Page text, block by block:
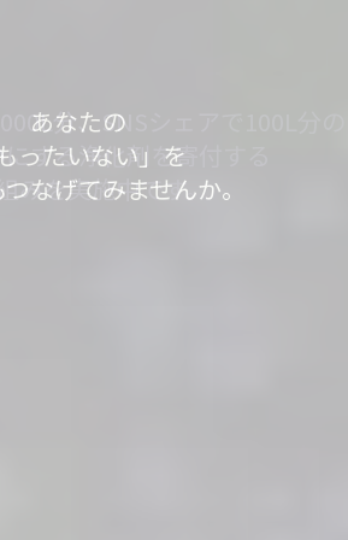
もったいない」が
世界の
」につながっています。
分、SNSシェアで100L分の
にする浄化剤を寄付する
みを実施中です。
あなたの
もったいない」を
なげてみませんか。
世界の人々の役に立っていま
す。
たいない運送」は、
リが社会貢献につながるサービ
今日も寄付で
らぬ誰かの笑顔が
まれました。
もったいない」が
世界の
」につながっています。
分、SNSシェアで100L分の
にする浄化剤を寄付する
みを実施中です。